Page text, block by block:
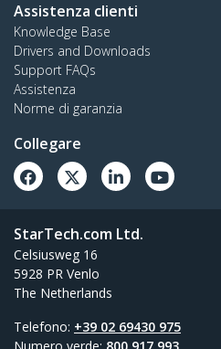
Assistenza clienti
Knowledge Base
Drivers and Downloads
Support FAQs
Assistenza
Norme di garanzia
Collegare
StarTech.com Ltd.
Celsiusweg 16
5928 PR Venlo
The Netherlands
Telefono: +39 02 69430 975